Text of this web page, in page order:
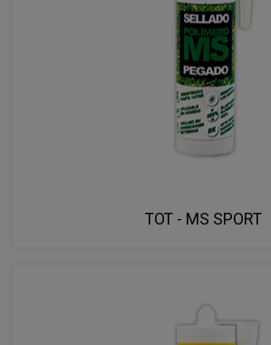
TOT - MS SPORT